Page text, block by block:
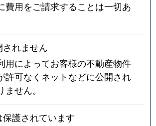
費用をご請求することは一切あ
れません
用によってお客様の不動産物件
許可なくネットなどに公開され
せん。
護されています